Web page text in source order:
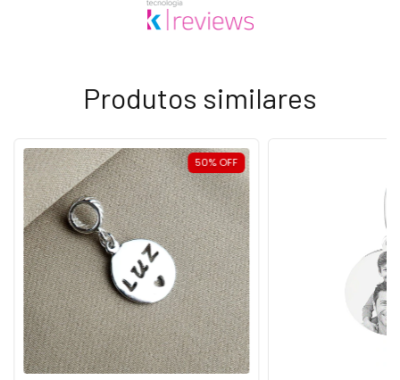
Produtos similares
50%OFF